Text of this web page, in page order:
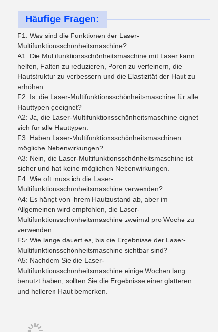
Häufige Fragen:
F1: Was sind die Funktionen der Laser-
Multifunktionsschönheitsmaschine?
A1: Die Multifunktionsschönheitsmaschine mit Laser kann
helfen, Falten zu reduzieren, Poren zu verfeinern, die
Hautstruktur zu verbessern und die Elastizität der Haut zu
erhöhen.
F2: Ist die Laser-Multifunktionsschönheitsmaschine für alle
Hauttypen geeignet?
A2: Ja, die Laser-Multifunktionsschönheitsmaschine eignet
sich für alle Hauttypen.
F3: Haben Laser-Multifunktionsschönheitsmaschinen
mögliche Nebenwirkungen?
A3: Nein, die Laser-Multifunktionsschönheitsmaschine ist
sicher und hat keine möglichen Nebenwirkungen.
F4: Wie oft muss ich die Laser-
Multifunktionsschönheitsmaschine verwenden?
A4: Es hängt von Ihrem Hautzustand ab, aber im
Allgemeinen wird empfohlen, die Laser-
Multifunktionsschönheitsmaschine zweimal pro Woche zu
verwenden.
F5: Wie lange dauert es, bis die Ergebnisse der Laser-
Multifunktionsschönheitsmaschine sichtbar sind?
A5: Nachdem Sie die Laser-
Multifunktionsschönheitsmaschine einige Wochen lang
benutzt haben, sollten Sie die Ergebnisse einer glatteren
und helleren Haut bemerken.